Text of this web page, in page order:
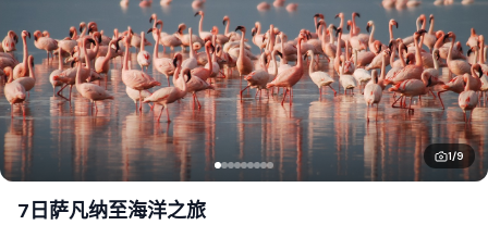
1/9
7日萨凡纳至海洋之旅